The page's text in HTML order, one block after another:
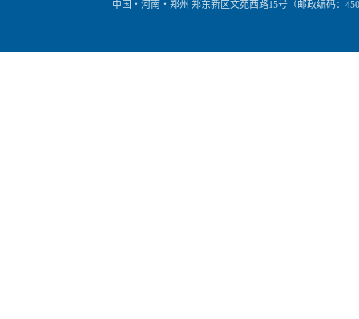
中国・河南・郑州 郑东新区文苑西路15号（邮政编码：